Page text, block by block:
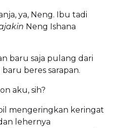
ya, Neng. Ibu tadi
Neng Ishana
baru saja pulang dari
beres sarapan.
aku, sih?
mengeringkan keringat
lehernya